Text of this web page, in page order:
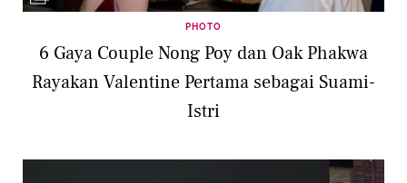
PHOTO
6 Gaya Couple Nong Poy dan Oak Phakwa
Rayakan Valentine Pertama sebagai Suami-
Istri